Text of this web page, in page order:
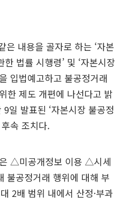
은 내용을 골자로 하는 ‘자본
법률 시행령’ 및 ‘자본시장
입법예고하고 불공정거래
한 제도 개편에 나선다고 밝
일 발표된 ‘자본시장 불공정
속 조치다.
△미공개정보 이용 △시세
불공정거래 행위에 대해 부
2배 범위 내에서 산정·부과